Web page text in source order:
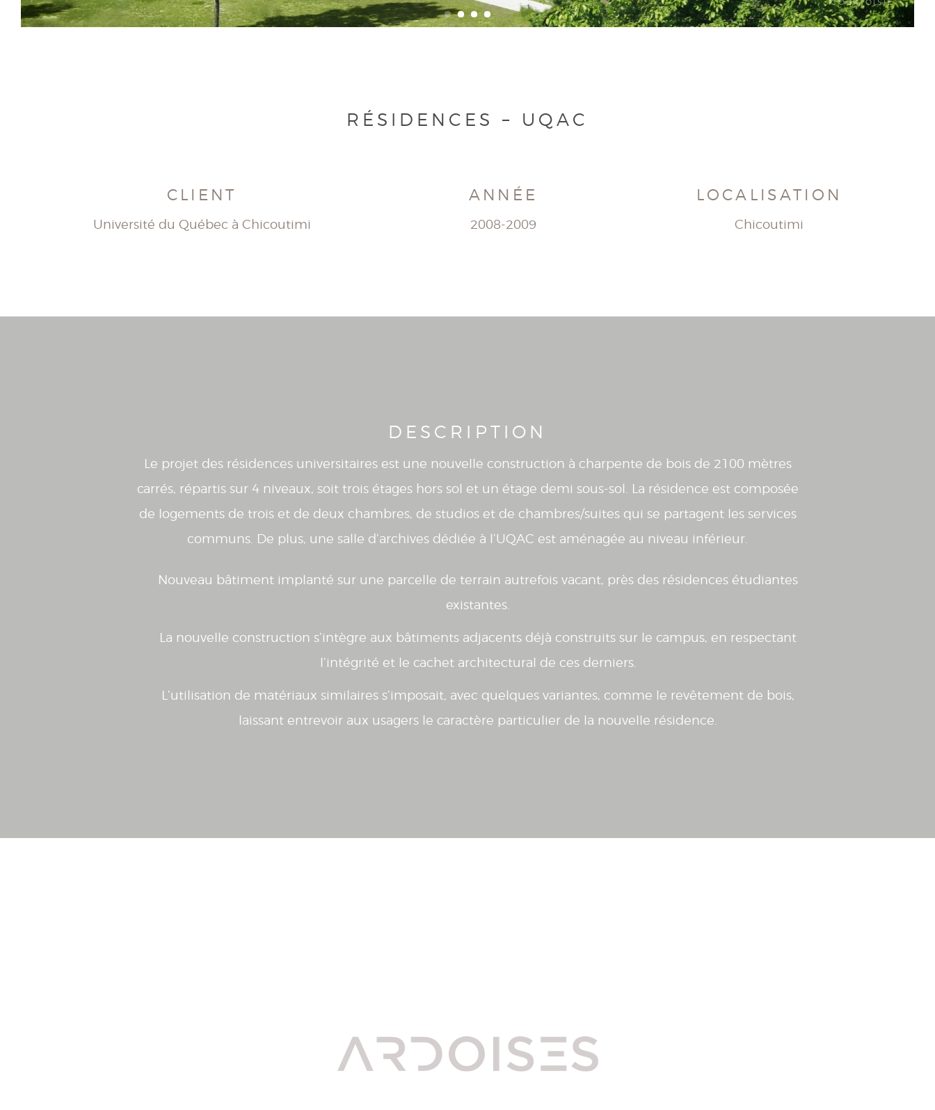
COURTOISIE
COURTOISIE
RÉSIDENCES – UQAC
CLIENT
Université du Québec à Chicoutimi
ANNÉE
2008-2009
LOCALISATION
Chicoutimi
DESCRIPTION
Le projet des résidences universitaires est une nouvelle construction à charpente de bois de 2100 mètres
carrés, répartis sur 4 niveaux, soit trois étages hors sol et un étage demi sous-sol. La résidence est composée
de logements de trois et de deux chambres, de studios et de chambres/suites qui se partagent les services
communs. De plus, une salle d’archives dédiée à l’UQAC est aménagée au niveau inférieur.
Nouveau bâtiment implanté sur une parcelle de terrain autrefois vacant, près des résidences étudiantes
existantes.
La nouvelle construction s’intègre aux bâtiments adjacents déjà construits sur le campus, en respectant
l’intégrité et le cachet architectural de ces derniers.
L’utilisation de matériaux similaires s’imposait, avec quelques variantes, comme le revêtement de bois,
laissant entrevoir aux usagers le caractère particulier de la nouvelle résidence.